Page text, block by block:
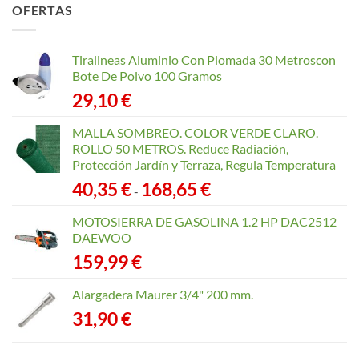
168,65 €
OFERTAS
Tiralineas Aluminio Con Plomada 30 Metroscon
Bote De Polvo 100 Gramos
29,10€
MALLA SOMBREO. COLOR VERDE CLARO.
ROLLO 50 METROS. Reduce Radiación,
Protección Jardín y Terraza, Regula Temperatura
40,35€- 168,65€Rango
precios:
MOTOSIERRA DE GASOLINA 1.2 HP DAC2512
DAEWOO
159,99€
Alargadera Maurer 3/4" 200 mm.
31,90€